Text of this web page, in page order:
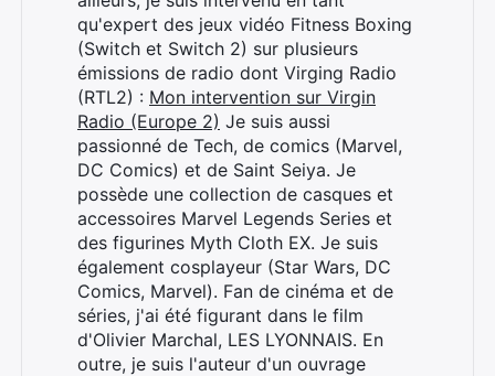
qu'expert des jeux vidéo Fitness Boxing
(Switch et Switch 2) sur plusieurs
émissions de radio dont Virging Radio
(RTL2) : Mon intervention sur Virgin
Radio (Europe 2) Je suis aussi
passionné de Tech, de comics (Marvel,
DC Comics) et de Saint Seiya. Je
possède une collection de casques et
accessoires Marvel Legends Series et
des figurines Myth Cloth EX. Je suis
également cosplayeur (Star Wars, DC
Comics, Marvel). Fan de cinéma et de
séries, j'ai été figurant dans le film
d'Olivier Marchal, LES LYONNAIS. En
outre, je suis l'auteur d'un ouvrage